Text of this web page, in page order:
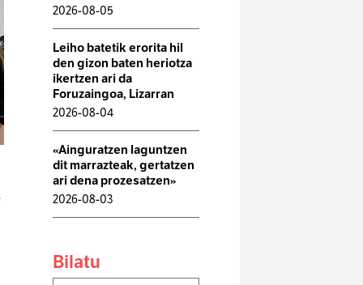
2026-08-05
Leiho batetik erorita hil
den gizon baten heriotza
ikertzen ari da
Foruzaingoa, Lizarran
2026-08-04
«Ainguratzen laguntzen
dit marrazteak, gertatzen
ari dena prozesatzen»
2026-08-03
Bilatu